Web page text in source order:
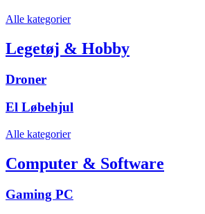
Alle kategorier
Legetøj & Hobby
Droner
El Løbehjul
Alle kategorier
Computer & Software
Gaming PC